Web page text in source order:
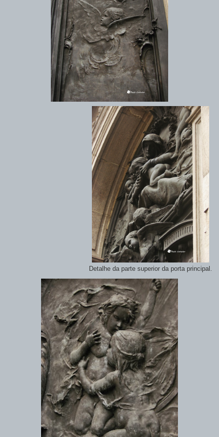
Detalhe da parte superior da porta principal.